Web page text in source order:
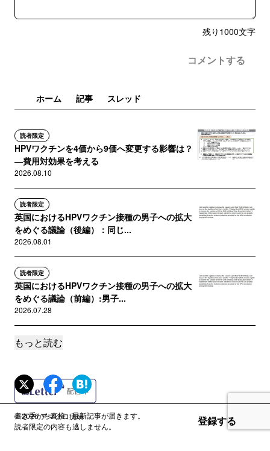
残り 1000文字
コメントする
ホーム 記事 スレッド
読者限定
HPVワクチンを4価から9価へ変更する影響は？
―費用対効果を考える
2026.08.10
読者限定
英国におけるHPVワクチン接種の男子への拡大
をめぐる議論（後編）：同じ...
2026.08.01
読者限定
英国におけるHPVワクチン接種の男子への拡大
をめぐる議論（前編）:男子...
2026.07.28
読者限定
2026.07.20
200年前の“ワクチン論争”：ヘンリー・ペティ卿
もっと読む
書き手から直接、最新記事が届きます。
読者限定の内容も逃しません。
登録する
© 2026 アマクロ疣研